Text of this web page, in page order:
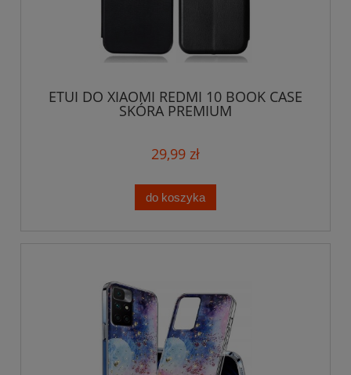
ETUI DO XIAOMI REDMI 10 BOOK CASE
SKÓRA PREMIUM
29,99 zł
do koszyka